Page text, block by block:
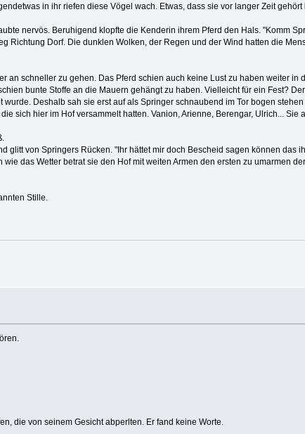
in ihr riefen diese Vögel wach. Etwas, dass sie vor langer Zeit gehört
nervös. Beruhigend klopfte die Kenderin ihrem Pferd den Hals. "Komm
Richtung Dorf. Die dunklen Wolken, der Regen und der Wind hatten die
an schneller zu gehen. Das Pferd schien auch keine Lust zu haben weiter in
bunte Stoffe an die Mauern gehängt zu haben. Vielleicht für ein Fest?
Deshalb sah sie erst auf als Springer schnaubend im Tor bogen
sich hier im Hof versammelt hatten. Vanion, Arienne, Berengar, Ulrich... Sie
von Springers Rücken. "Ihr hättet mir doch Bescheid sagen können das
das Wetter betrat sie den Hof mit weiten Armen den ersten zu umarmen
Stille.
die von seinem Gesicht abperlten. Er fand keine Worte.